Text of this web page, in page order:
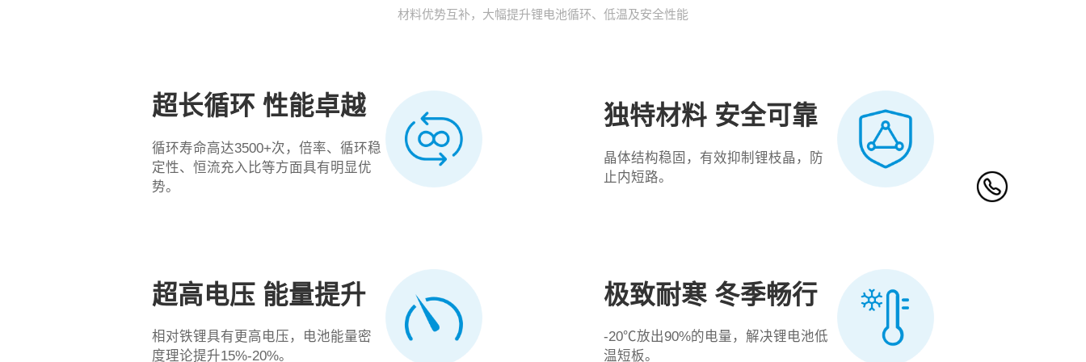
材料优势互补，大幅提升锂电池循环、低温及安全性能
超长循环 性能卓越
循环寿命高达3500+次，倍率、循环稳
定性、恒流充入比等方面具有明显优
势。
独特材料 安全可靠
晶体结构稳固，有效抑制锂枝晶，防
止内短路。
超高电压 能量提升
相对铁锂具有更高电压，电池能量密
度理论提升15%-20%。
极致耐寒 冬季畅行
-20℃放出90%的电量，解决锂电池低
温短板。